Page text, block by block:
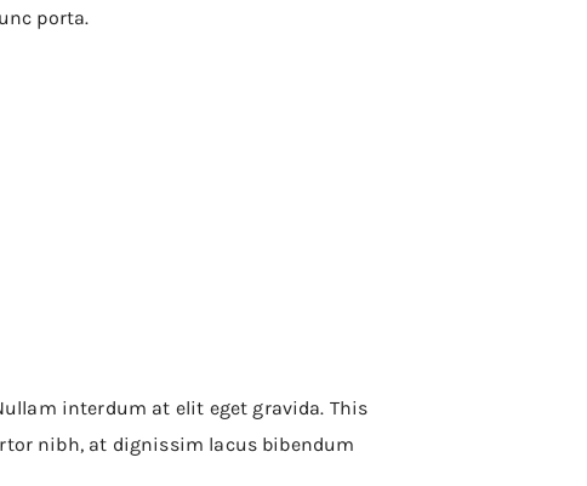
porta.
interdum at elit eget gravida. This
nibh, at dignissim lacus bibendum